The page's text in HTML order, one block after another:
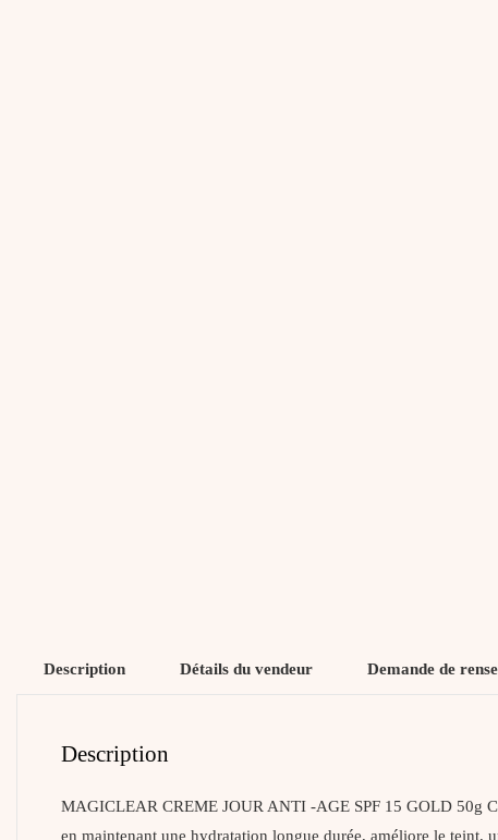
Description Détails du vendeur Demande de
Description
MAGICLEAR CREME JOUR ANTI -AGE SPF 15 GOLD 50g
en maintenant une hydratation longue durée, améliore le teint,